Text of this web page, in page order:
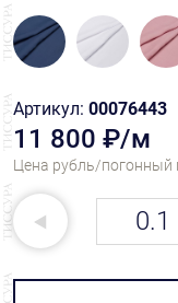
Артикул: 00076443
11 800 ₽/м
Цена рубль/погонный